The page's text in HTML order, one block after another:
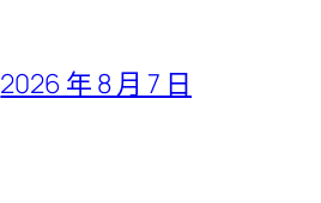
2026 年 8 月 7 日